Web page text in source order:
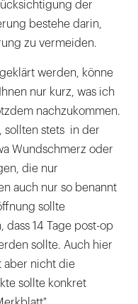
der
bestehe darin,
zu vermeiden.
werden, könne
nur kurz, was ich
nachzukommen.
sollten stets in der
Wundschmerz oder
die nur
auch nur so benannt
sollte
dass 14 Tage post-op
sollte. Auch hier
aber nicht die
sollte konkret